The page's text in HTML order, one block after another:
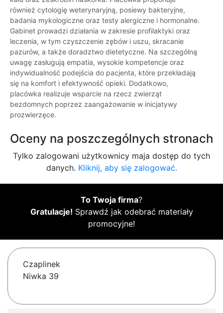
również cytologię weterynaryjną, posiewy bakteryjne,
badania mykologiczne oraz testy alergiczne i hormonalne.
Gabinet prowadzi działania w zakresie profilaktyki oraz
leczenia, w tym czyszczenie zębów i uszu, skracanie
pazurów, a także doradztwo dietetyczne. Na szczególną
uwagę zasługują empatia, wysokie kompetencje oraz
indywidualność podejścia do pacjenta, które przekładają
się na komfort i efektywność opieki. Dodatkowo,
placówka realizuje wsparcie na rzecz zwierząt
bezdomnych poprzez zaangażowanie w inicjatywy
prozwierzęce.
Oceny na poszczególnych stronach
Tylko zalogowani użytkownicy maja dostęp do tych
danych. Kliknij, aby się zalogować.
To Twoja firma?
Gratulacje! Sprawdź jak odebrać materiały
promocyjne!
Czaplinek
Niwka 39